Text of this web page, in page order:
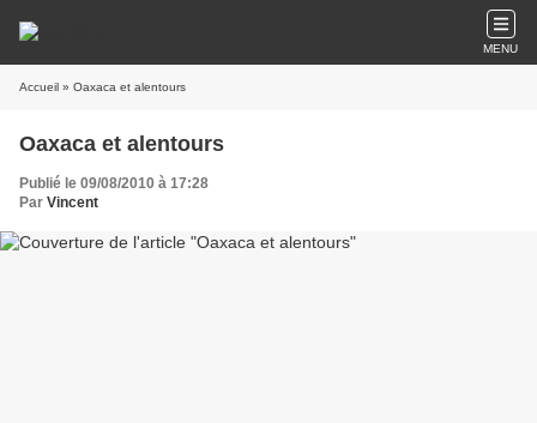
MENU
Accueil » Oaxaca et alentours
Oaxaca et alentours
Publié le 09/08/2010 à 17:28
Par Vincent